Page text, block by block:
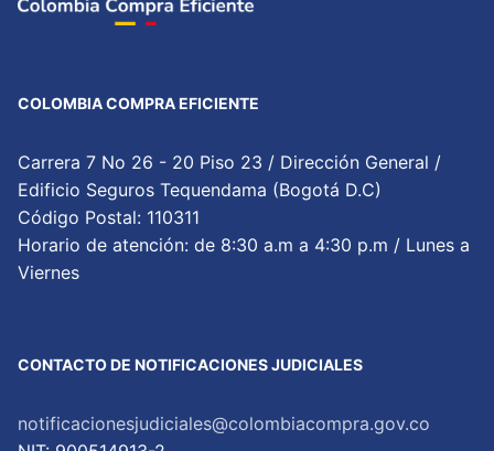
COLOMBIA COMPRA EFICIENTE
Carrera 7 No 26 - 20 Piso 23 / Dirección General /
Edificio Seguros Tequendama (Bogotá D.C)
Código Postal: 110311
Horario de atención: de 8:30 a.m a 4:30 p.m / Lunes a
Viernes
CONTACTO DE NOTIFICACIONES JUDICIALES
notificacionesjudiciales@colombiacompra.gov.co